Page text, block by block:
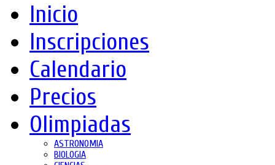
Inicio
Inscripciones
Calendario
Precios
Olimpiadas
ASTRONOMIA
BIOLOGIA